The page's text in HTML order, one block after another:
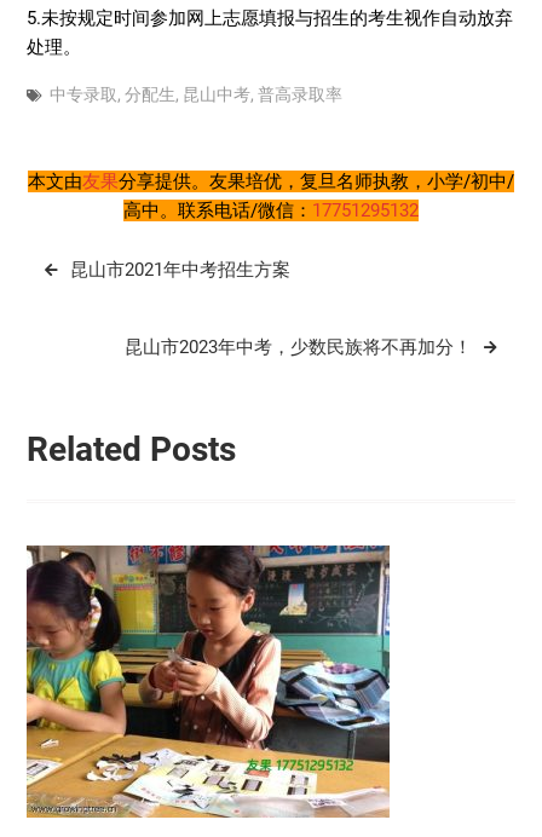
5.未按规定时间参加网上志愿填报与招生的考生视作自动放弃
处理。
中专录取, 分配生, 昆山中考, 普高录取率
本文由友果分享提供。友果培优，复旦名师执教，小学/初中/
高中。联系电话/微信： 17751295132
文
昆山市2021年中考招生方案
昆山市2023年中考，少数民族将不再加分！
Related Posts